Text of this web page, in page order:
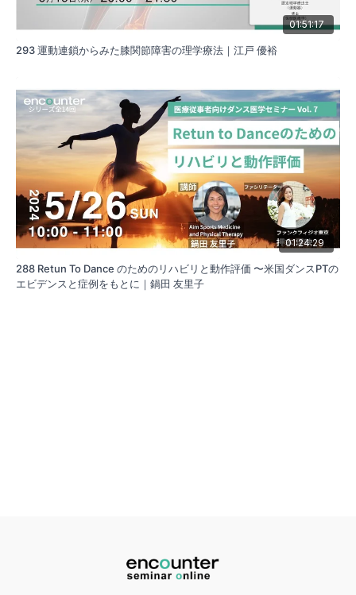
01:51:17
293 運動連鎖からみた膝関節障害の理学療法｜江戸 優裕
01:24:29
288 Retun To Dance のためのリハビリと動作評価 〜米国ダンスPTの
エビデンスと症例をもとに｜鍋田 友里子